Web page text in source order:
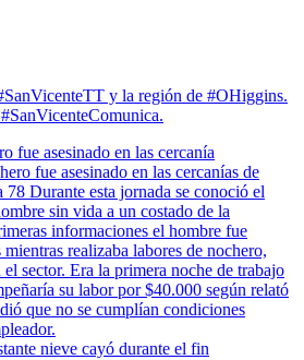
y la región de #OHiggins.
asesinado en las cercanía
nieve cayó durante el fin